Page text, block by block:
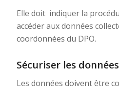
Elle doit indiquer la
accéder aux données
coordonnées du DPO.
Sécuriser les données
Les données doivent être